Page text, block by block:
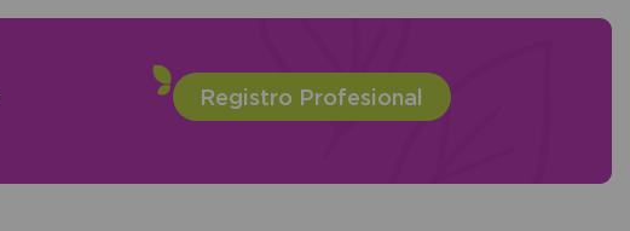
Registro Profesional